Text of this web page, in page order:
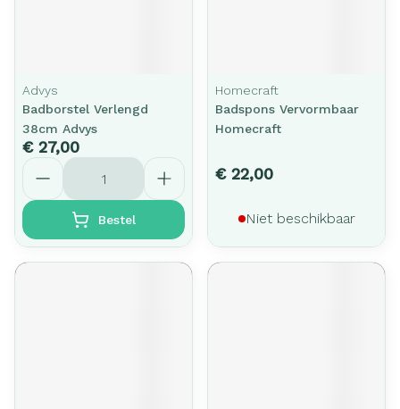
Advys
Badborstel Verlengd
38cm Advys
€ 27,00
Aantal
Bestel
Homecraft
Badspons Vervormbaar
Homecraft
€ 22,00
Niet beschikbaar